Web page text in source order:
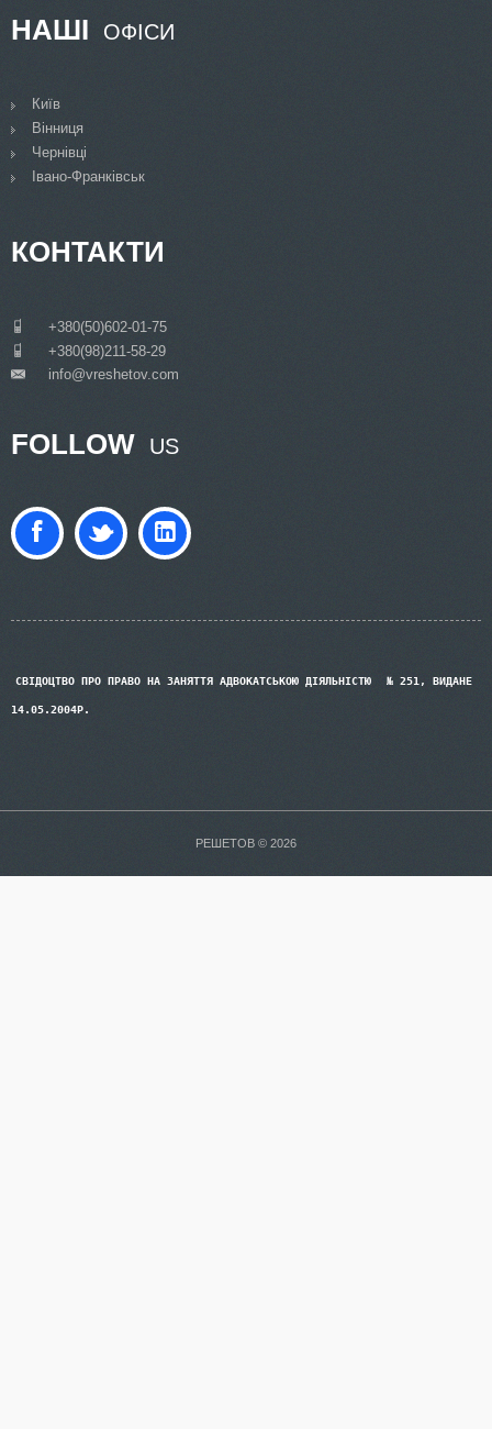
НАШІ ОФІСИ
Київ
Вінниця
Чернівці
Івано-Франківськ
КОНТАКТИ
+380(50)602-01-75
+380(98)211-58-29
info@vreshetov.com
FOLLOW US
СВІДОЦТВО ПРО ПРАВО НА ЗАНЯТТЯ АДВОКАТСЬКОЮ ДІЯЛЬНІСТЮ № 251, ВИДАНЕ
14.05.2004Р.
РЕШЕТОВ © 2026